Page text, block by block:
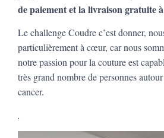
de paiement et la livraison gratuite
Le challenge Coudre c’est donner,
particulièrement à cœur, car nous
notre passion pour la couture est
très grand nombre de personnes
cancer.
.